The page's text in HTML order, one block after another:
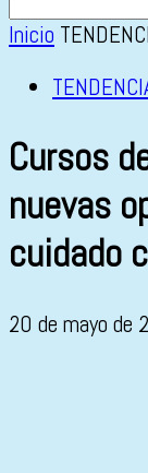
Inicio
Cursos
nuevas
cuidado
20 de mayo de